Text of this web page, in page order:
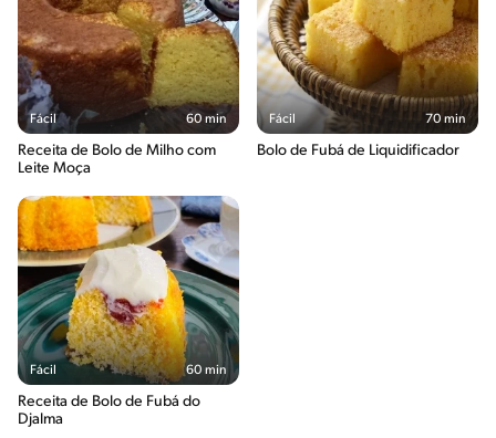
Fácil 60 min
Receita de Bolo de Milho com
Leite Moça
Fácil 70 min
Bolo de Fubá de Liquidificador
Fácil 60 min
Receita de Bolo de Fubá do
Djalma